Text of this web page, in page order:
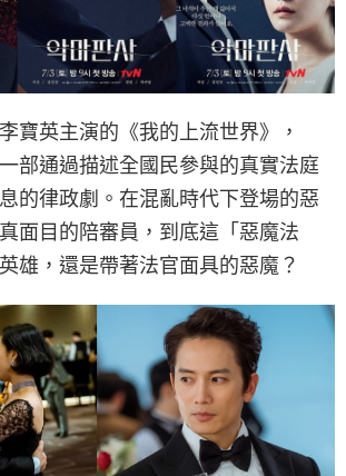
寶英主演的《我的上流世界》，
部通過描述全國民參與的真實法庭
的律政劇。在混亂時代下登場的惡
面目的陪審員，到底這「惡魔法
雄，還是帶著法官面具的惡魔？